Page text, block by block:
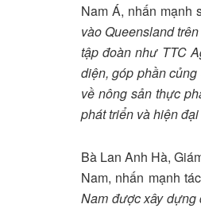
Nam Á, nhấn mạnh
vào Queensland
tập đoàn như TTC
diện, góp phần
về nông sản thực
phát triển và hiện đại
Bà Lan Anh Hà,
Nam, nhấn mạnh
Nam được xây